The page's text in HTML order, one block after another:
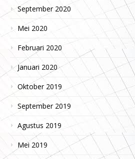
September 2020
Mei 2020
Februari 2020
Januari 2020
Oktober 2019
September 2019
Agustus 2019
Mei 2019